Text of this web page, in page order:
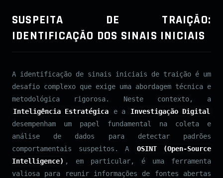
SUSPEITA DE TRAIÇÃO:
IDENTIFICAÇÃO DOS SINAIS INICIAIS
A identificação de sinais iniciais de traição é um
desafio complexo que exige uma abordagem técnica e
metodológica rigorosa. Neste contexto, a
Inteligência Estratégica
e a
Investigação Digital
desempenham um papel fundamental na coleta e
análise de dados para detectar padrões
comportamentais suspeitos. A
OSINT (Open-Source
Intelligence) , em particular, é uma ferramenta
valiosa para reunir informações de fontes abertas